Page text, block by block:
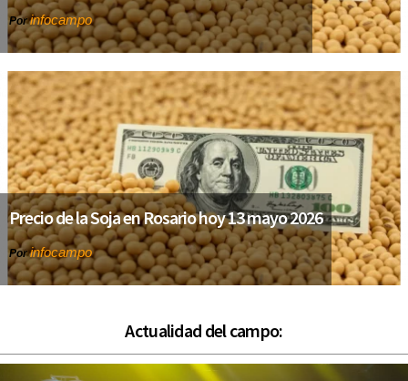
Porinfocampo
Precio de la Soja en Rosario hoy 13 mayo 2026
Porinfocampo
Actualidad del campo: